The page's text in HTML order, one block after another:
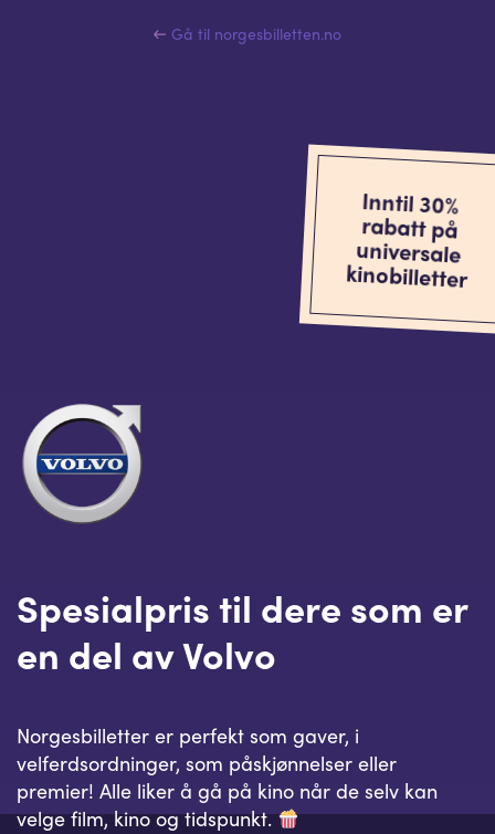
Gå til norgesbilletten.no
Inntil 30%
rabatt på
universale
kinobilletter
Spesialpris til dere som er
en del av Volvo
Norgesbilletter er perfekt som gaver, i
velferdsordninger, som påskjønnelser eller
premier! Alle liker å gå på kino når de selv kan
velge film, kino og tidspunkt.